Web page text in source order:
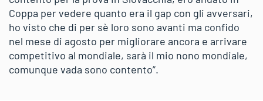
Coppa per vedere quanto era il gap con gli avversari,
ho visto che di per sè loro sono avanti ma confido
nel mese di agosto per migliorare ancora e arrivare
competitivo al mondiale, sarà il mio nono mondiale,
comunque vada sono contento”.